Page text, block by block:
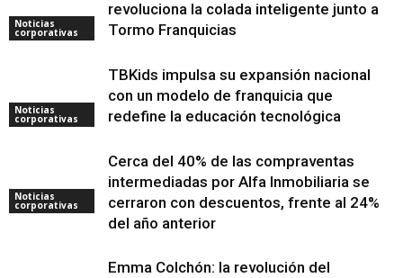
Noticias
corporativas
revoluciona la colada inteligente junto a
Tormo Franquicias
Noticias
corporativas
TBKids impulsa su expansión nacional
con un modelo de franquicia que
redefine la educación tecnológica
Noticias
corporativas
Cerca del 40% de las compraventas
intermediadas por Alfa Inmobiliaria se
cerraron con descuentos, frente al 24%
del año anterior
Emma Colchón: la revolución del